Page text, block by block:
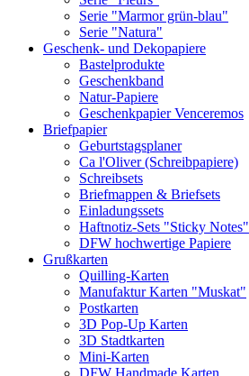
Serie "Marmor grün-blau"
Serie "Natura"
Geschenk- und Dekopapiere
Bastelprodukte
Geschenkband
Natur-Papiere
Geschenkpapier Venceremos
Briefpapier
Geburtstagsplaner
Ca l'Oliver (Schreibpapiere)
Schreibsets
Briefmappen & Briefsets
Einladungssets
Haftnotiz-Sets "Sticky Notes"
DFW hochwertige Papiere
Grußkarten
Quilling-Karten
Manufaktur Karten "Muskat"
Postkarten
3D Pop-Up Karten
3D Stadtkarten
Mini-Karten